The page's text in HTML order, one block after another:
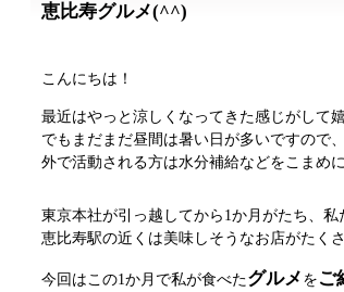
恵比寿グルメ(^^)
1826
1826
こんにちは！
最近はやっと涼しくなってきた感じがして
でもまだまだ昼間は暑い日が多いですので、
外で活動される方は水分補給などをこまめ
東京本社が引っ越してから1か月がたち、
恵比寿駅の近くは美味しそうなお店がたく
今回はこの1か月で私が食べたグルメ を ご